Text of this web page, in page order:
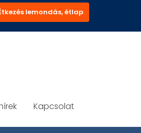
lemondás, étlap
Kapcsolat